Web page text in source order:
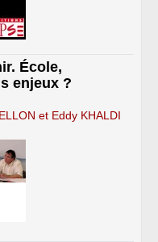
École,
enjeux ?
et Eddy KHALDI